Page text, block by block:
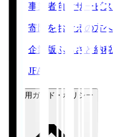
事業者向けサービス
寄附をお考えの方へ
企業版ふるさと納税
JFA
ご利用ガイド・ポリシー